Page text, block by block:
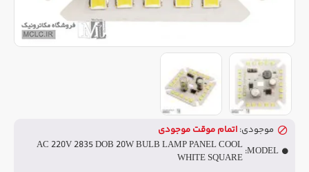
موجودی: اتمام موقت موجودی
MODEL:
AC 220V 2835 DOB 20W BULB LAMP PANEL COOL
WHITE SQUARE